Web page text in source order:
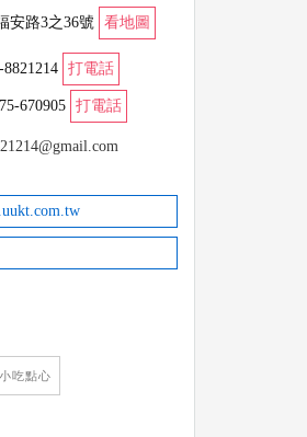
安路3之36號
看地圖
8821214 打電話
670905 打電話
小吃點心